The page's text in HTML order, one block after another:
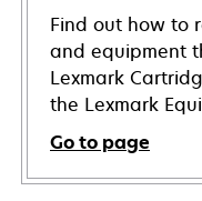
Find out how to
and equipment
Lexmark
the Lexmark
Go to page